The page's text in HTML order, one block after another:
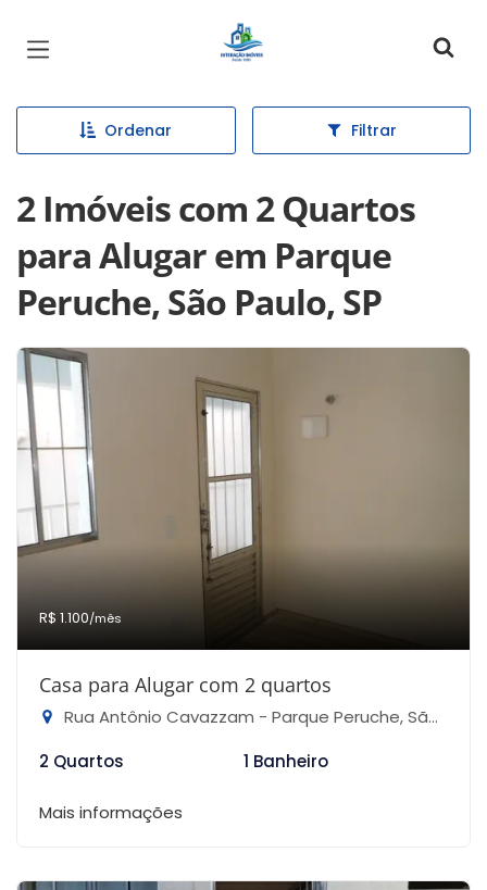
Página inicial
Ordenar Filtrar
2 Imóveis com 2 Quartos
para Alugar em Parque
Peruche, São Paulo, SP
R$ 1.100/mês
Casa para Alugar com 2 quartos
Rua Antônio Cavazzam - Parque Peruche, São Paulo-SP
2 Quartos
1 Banheiro
Mais informações